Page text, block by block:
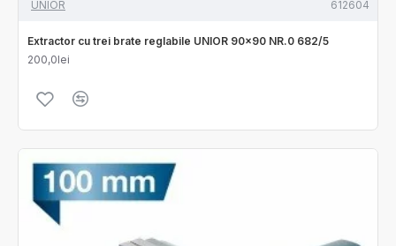
UNIOR 612604
Extractor cu trei brate reglabile UNIOR 90x90 NR.0 682/5
200,0lei